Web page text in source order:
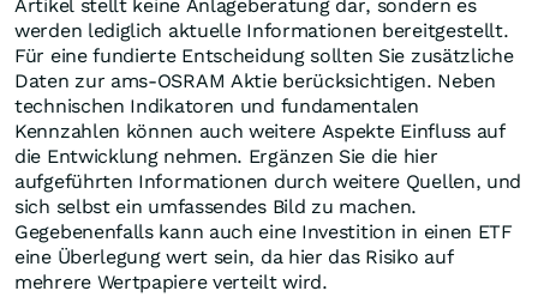
Artikel stellt keine Anlageberatung dar, sondern es
werden lediglich aktuelle Informationen bereitgestellt.
Für eine fundierte Entscheidung sollten Sie zusätzliche
Daten zur ams-OSRAM Aktie berücksichtigen. Neben
technischen Indikatoren und fundamentalen
Kennzahlen können auch weitere Aspekte Einfluss auf
die Entwicklung nehmen. Ergänzen Sie die hier
aufgeführten Informationen durch weitere Quellen, und
sich selbst ein umfassendes Bild zu machen.
Gegebenenfalls kann auch eine Investition in einen ETF
eine Überlegung wert sein, da hier das Risiko auf
mehrere Wertpapiere verteilt wird.